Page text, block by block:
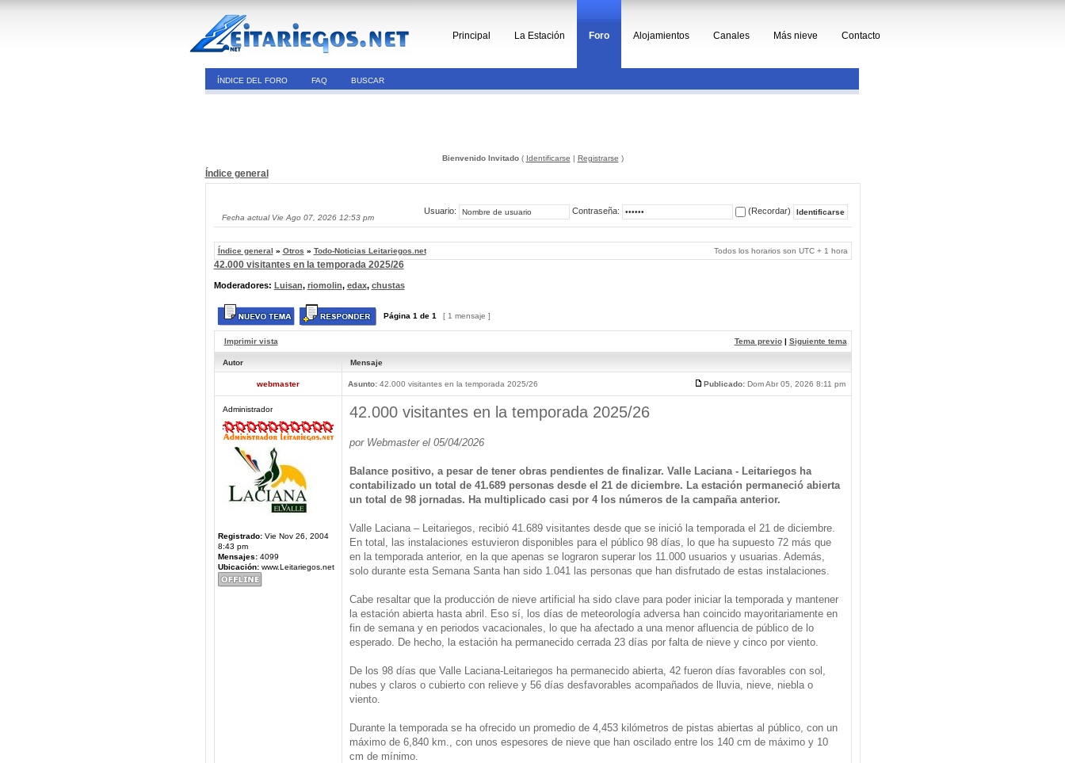
Principal La Estación Foro Alojamientos Canales Más nieve Contacto
ÍNDICE DEL FORO FAQ BUSCAR
Bienvenido Invitado( Identificarse | Registrarse )
Índice general
Fecha actual Vie Ago 07, 2026 12:53 pm
Usuario: Contraseña: (Recordar)
Índice general » Otros » Todo-Noticias Leitariegos.net Todos los horarios son UTC + 1 hora
42.000 visitantes en la temporada 2025/26
Moderadores: Luisan, riomolin, edax, chustas
Página 1 de 1 [ 1 mensaje ]
Imprimir vista Tema previo| Siguiente tema
Autor Mensaje
webmaster Asunto:42.000 visitantes en la temporada 2025/26 Publicado:Dom Abr 05, 2026 8:11 pm
Administrador
Registrado:Vie Nov 26, 2004
8:43 pm
Mensajes:4099
Ubicación:www.Leitariegos.net
42.000 visitantes en la temporada 2025/26
por Webmaster el 05/04/2026
Balance positivo, a pesar de tener obras pendientes de finalizar. Valle Laciana - Leitariegos ha
contabilizado un total de 41.689 personas desde el 21 de diciembre. La estación permaneció abierta
un total de 98 jornadas. Ha multiplicado casi por 4 los números de la campaña anterior.
Valle Laciana – Leitariegos, recibió 41.689 visitantes desde que se inició la temporada el 21 de diciembre.
En total, las instalaciones estuvieron disponibles para el público 98 días, lo que ha supuesto 72 más que
en la temporada anterior, en la que apenas se lograron superar los 11.000 usuarios y usuarias. Además,
solo durante esta Semana Santa han sido 1.041 las personas que han disfrutado de estas instalaciones.
Cabe resaltar que la producción de nieve artificial ha sido clave para poder iniciar la temporada y mantener
la estación abierta hasta abril. Eso sí, los días de meteorología adversa han coincido mayoritariamente en
fin de semana y en periodos vacacionales, lo que ha afectado a una menor afluencia de público de lo
esperado. De hecho, la estación ha permanecido cerrada 23 días por falta de nieve y cinco por viento.
De los 98 días que Valle Laciana-Leitariegos ha permanecido abierta, 42 fueron días favorables con sol,
nubes y claros o cubierto con relieve y 56 días desfavorables acompañados de lluvia, nieve, niebla o
viento.
Durante la temporada se ha ofrecido un promedio de 4,453 kilómetros de pistas abiertas al público, con un
máximo de 6,840 km., con unos espesores de nieve que han oscilado entre los 140 cm de máximo y 10
cm de mínimo.